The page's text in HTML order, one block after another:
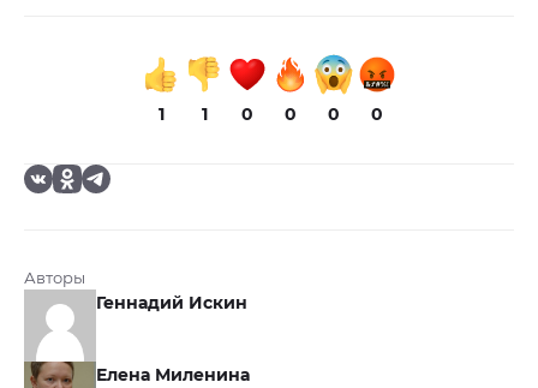
1 1 0 0 0 0
Авторы
Геннадий Искин
Елена Миленина